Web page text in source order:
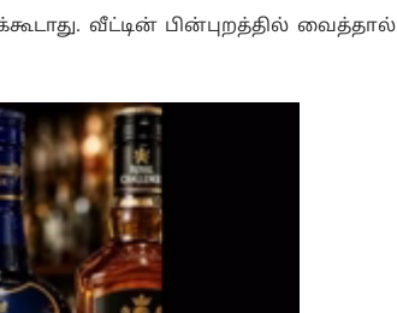
வீட்டின் பின்புறத்தில் வைத்தால்